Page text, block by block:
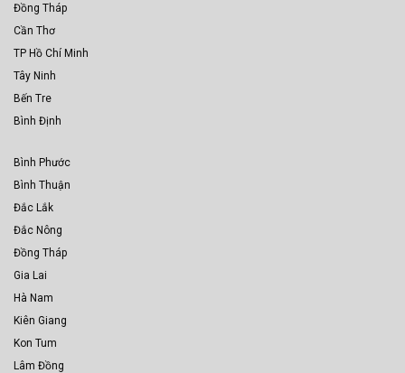
Đồng Tháp
Cần Thơ
TP Hồ Chí Minh
Tây Ninh
Bến Tre
Bình Định
Bình Phước
Bình Thuận
Đắc Lắk
Đắc Nông
Đồng Tháp
Gia Lai
Hà Nam
Kiên Giang
Kon Tum
Lâm Đồng